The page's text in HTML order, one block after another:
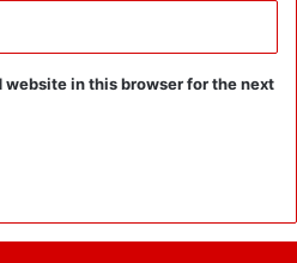
website in this browser for the next